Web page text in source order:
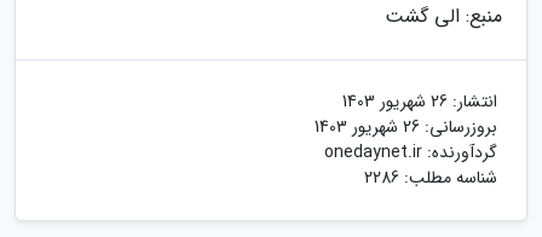
منبع: الی گشت
انتشار: 26 شهریور 1403
بروزرسانی: 26 شهریور 1403
گردآورنده: onedaynet.ir
شناسه مطلب: 2286